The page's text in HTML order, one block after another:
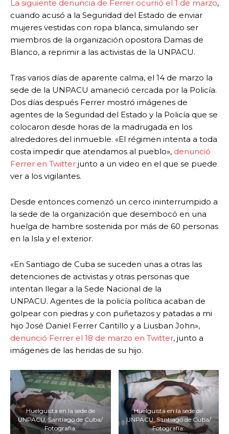
La siguiente denuncia de Ferrer ocurrió el 1 de marzo,
cuando acusó a la Seguridad del Estado de enviar
mujeres vestidas con ropa blanca, simulando ser
miembros de la organización opositora Damas de
Blanco, a reprimir a las activistas de la UNPACU.
Tras varios días de aparente calma, el 14 de marzo la
sede de la UNPACU amaneció cercada por la Policía.
Dos días después Ferrer mostró imágenes de
agentes de la Seguridad del Estado y la Policía que se
colocaron desde horas de la madrugada en los
alrededores del inmueble. «El régimen intenta a toda
costa impedir que atendamos al pueblo», denunció
Ferrer en Twitter junto a un video en el que se puede
ver a los vigilantes.
Desde entonces comenzó un cerco ininterrumpido a
la sede de la organización que desembocó en una
huelga de hambre sostenida por más de 60 personas
en la Isla y el exterior.
«En Santiago de Cuba se suceden unas a otras las
detenciones de activistas y otras personas que
intentan llegar a la Sede Nacional de la
UNPACU. Agentes de la policía política acaban de
golpear con piedras y con puñetazos y patadas a mi
hijo José Daniel Ferrer Cantillo y a Liusban John»,
denunció Ferrer el 18 de marzo en Twitter, junto a
imágenes de las heridas de su hijo.
Huelguista en la sede de
UNPACU, Santiago de Cuba/
Fotografía:
Huelguista en la sede de
UNPACU, Santiago de Cuba/
Fotografía: